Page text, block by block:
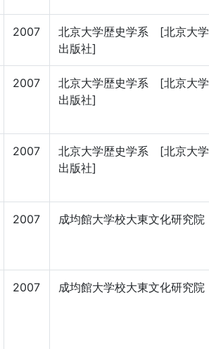
2007
北京大学歴史学系 [北京大学
出版社]
2007
北京大学歴史学系 [北京大学
出版社]
2007
北京大学歴史学系 [北京大学
出版社]
2007 成均館大学校大東文化研究院
2007 成均館大学校大東文化研究院